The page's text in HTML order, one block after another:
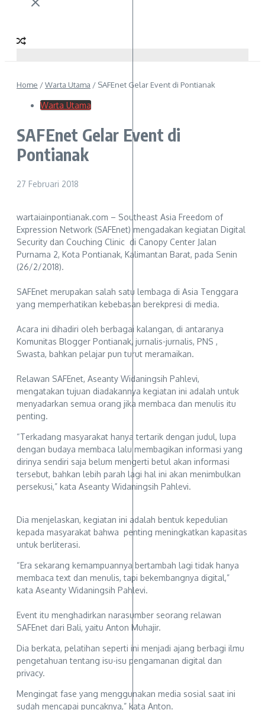
Home /Warta Utama / SAFEnet Gelar Event di Pontianak
Warta Utama
SAFEnet Gelar Event di
Pontianak
27 Februari 2018
wartaiainpontianak.com – Southeast Asia Freedom of
Expression Network (SAFEnet) mengadakan kegiatan Digital
Security dan Couching Clinic di Canopy Center Jalan
Purnama 2, Kota Pontianak, Kalimantan Barat, pada Senin
(26/2/2018).
SAFEnet merupakan salah satu lembaga di Asia Tenggara
yang memperhatikan kebebasan berekpresi di media.
Acara ini dihadiri oleh berbagai kalangan, di antaranya
Komunitas Blogger Pontianak, jurnalis-jurnalis, PNS ,
Swasta, bahkan pelajar pun turut meramaikan.
Relawan SAFEnet, Aseanty Widaningsih Pahlevi,
mengatakan tujuan diadakannya kegiatan ini adalah untuk
menyadarkan semua orang jika membaca dan menulis itu
penting.
“Terkadang masyarakat hanya tertarik dengan judul, lupa
dengan budaya membaca lalu membagikan informasi yang
dirinya sendiri saja belum mengerti betul akan informasi
tersebut, bahkan lebih parah lagi hal ini akan menimbulkan
persekusi,” kata ‎Aseanty Widaningsih Pahlevi.
Dia menjelaskan, kegiatan ini adalah bentuk kepedulian
kepada masyarakat bahwa penting meningkatkan kapasitas
untuk berliterasi.
“Era sekarang kemampuannya bertambah lagi tidak hanya
membaca text dan menulis, tapi bekembangnya digital,”
kata Aseanty Widaningsih Pahlevi.
Event itu menghadirkan narasumber seorang relawan
SAFEnet dari Bali, yaitu Anton Muhajir.
Dia berkata, pelatihan seperti ini menjadi ajang berbagi ilmu
pengetahuan tentang isu-isu pengamanan digital dan
privacy.
Mengingat fase yang menggunakan media sosial saat ini
sudah mencapai puncaknya,” kata Anton.